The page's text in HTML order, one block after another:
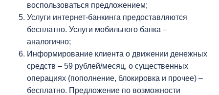
воспользоваться предложением;
Услуги интернет-банкинга предоставляются
бесплатно. Услуги мобильного банка –
аналогично;
Информирование клиента о движении денежных
средств – 59 рублей/месяц, о существенных
операциях (пополнение, блокировка и прочее) –
бесплатно. Предложение по возможности